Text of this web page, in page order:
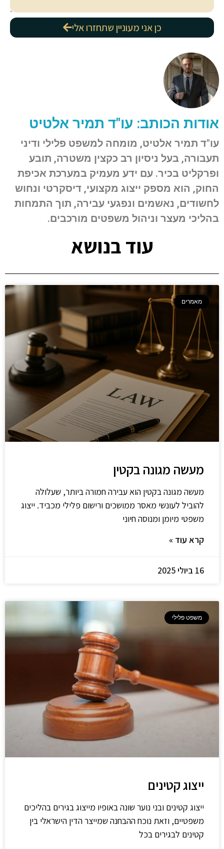
כן אני מעוניין שתחזרו אלי
אודות הכותב: עו"ד תמיר אלטיט
עו"ד תמיר אלטיט, מומחה למשפט פלילי ודיני
תעבורה, בעל ניסיון רב כקצין משטרה, תובע
ופרקליט בכיר. עם ידע מעמיק במערכת אכיפת
החוק, הוא מספק ייצוג מקצועי, דיסקרטי ונחוש
לחשודים, נאשמים ונפגעי עבירה, תוך התמחות
בהליכי מעצר וניהול משפטים מורכבים.
עוד בנושא
מאמרים
מעשה מגונה בקטין
מעשה מגונה בקטין הוא עבירה חמורה ביותר, שעלולה
להוביל לעונשי מאסר ממושכים ורישום פלילי מכביד. ייצוג
משפטי מיומן ומנוסה חיוני
קרא עוד »
16 ביולי 2025
משפט פלילי
ייצוג קטינים
ייצוג קטינים ובני נוער שונה באופיו מייצוג בגירים בהליכים
משפטיים, וזאת נוכח ההבחנה שמייצר הדין הישראלי בין
קטינים לבגירים בכל